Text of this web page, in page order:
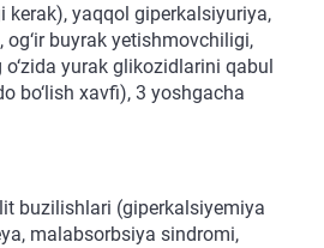
yaqqol giperkalsiyuriya,
buyrak yetishmovchiligi,
yurak glikozidlarini qabul
bo‘lish xavfi), 3 yoshgacha
buzilishlari (giperkalsiyemiya
malabsorbsiya sindromi,